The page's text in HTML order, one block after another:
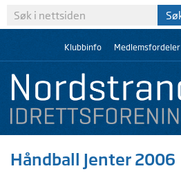
Klubbinfo Medlemsfordeler
Håndball Jenter 2006